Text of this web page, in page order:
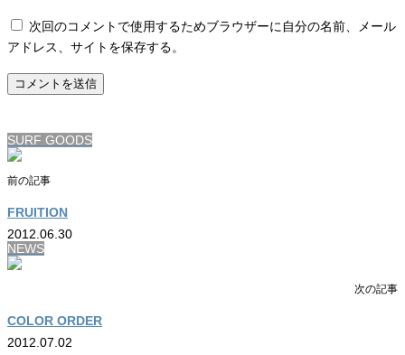
次回のコメントで使用するためブラウザーに自分の名前、メール
アドレス、サイトを保存する。
SURF GOODS
前の記事
FRUITION
2012.06.30
NEWS
次の記事
COLOR ORDER
2012.07.02